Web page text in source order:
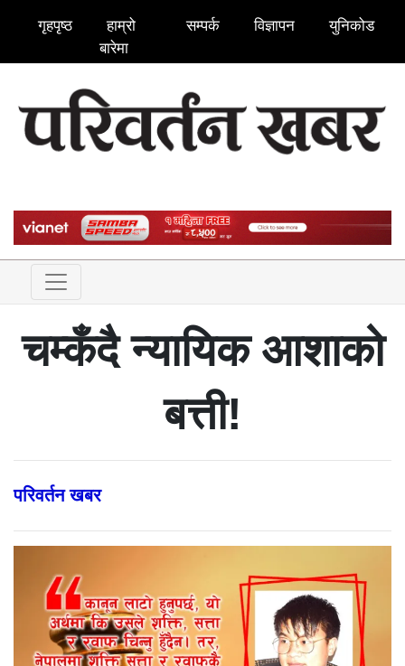
गृहपृष्ठ
हाम्रो
बारेमा
सम्पर्क विज्ञापन युनिकोड
चम्कँदै न्यायिक आशाको
बत्ती!
परिवर्तन खबर